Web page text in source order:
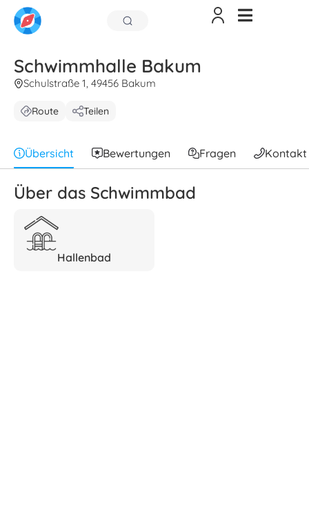
Schwimmhalle Bakum
Schulstraße 1, 49456 Bakum
Route Teilen
Übersicht Bewertungen Fragen Kontakt
Über das Schwimmbad
Hallenbad